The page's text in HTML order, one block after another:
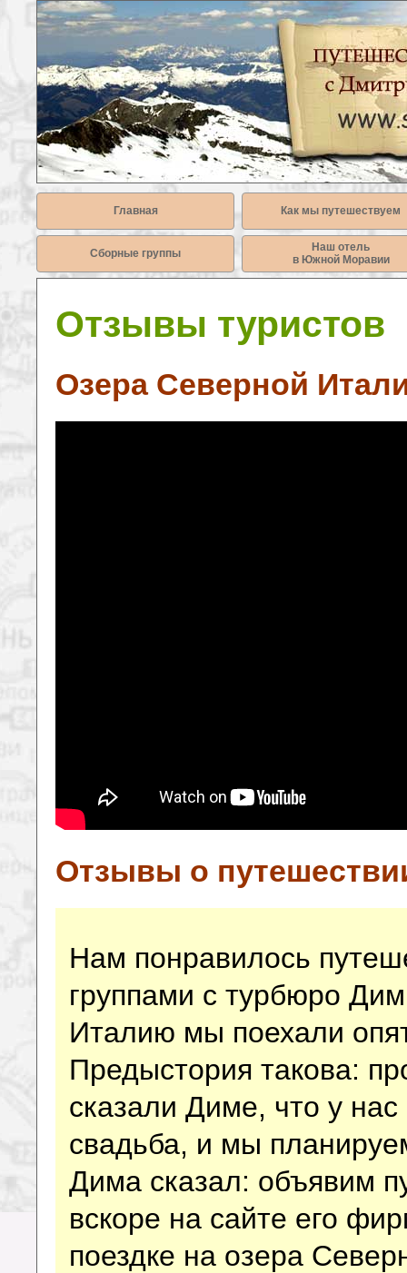
Главная Как мы путешествуем
Сборные группы
Наш отель
в Южной Моравии
Отзывы туристов
Озера Северной
Отзывы о
Нам понравилось
группами с турбюро
Италию мы поехали
Предыстория такова:
сказали Диме, что у
свадьба, и мы
Дима сказал: объявим
вскоре на сайте его
поездке на озера